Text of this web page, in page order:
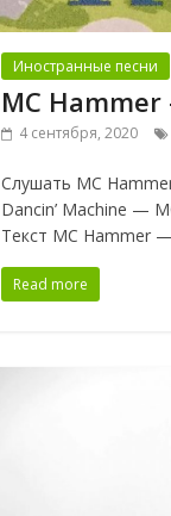
Иностранные песни
MC
4 сентября, 2020
Слушать MC
Dancin’ Machine —
Текст MC Hammer
Read more